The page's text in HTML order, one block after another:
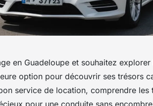
en Guadeloupe et souhaitez
option pour découvrir ses trésors
service de location, comprendre les